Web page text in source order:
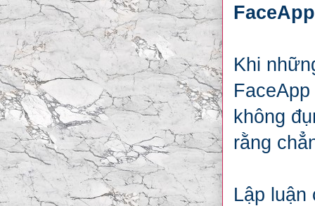
Khi
không
rằng
Lập luận